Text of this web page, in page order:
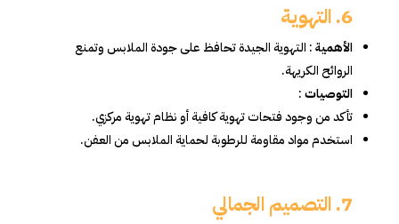
6. التهوية
الأهمية: التهوية الجيدة تحافظ على جودة الملابس وتمنع
الروائح الكريهة.
التوصيات:
تأكد من وجود فتحات تهوية كافية أو نظام تهوية مركزي.
استخدم مواد مقاومة للرطوبة لحماية الملابس من العفن.
7. التصميم الجمالي